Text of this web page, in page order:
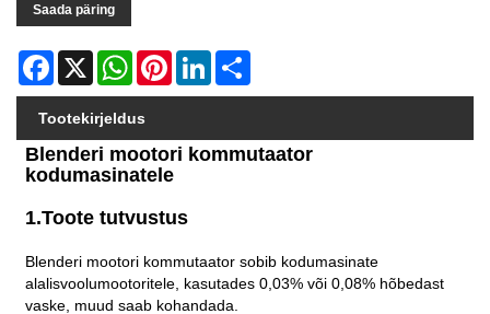
Saada päring
Facebook
X WhatsAppPinterestLinkedIn
Tootekirjeldus
Blenderi mootori kommutaator
kodumasinatele
1.Toote tutvustus
Blenderi mootori kommutaator sobib kodumasinate
alalisvoolumootoritele, kasutades 0,03% või 0,08% hõbedast
vaske, muud saab kohandada.